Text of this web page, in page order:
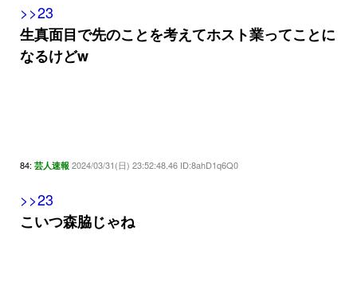
>>23
生真面目で先のことを考えてホスト業ってことに
なるけどw
84: 芸人速報 2024/03/31(日) 23:52:48.46 ID:8ahD1q6Q0
>>23
こいつ森脇じゃね